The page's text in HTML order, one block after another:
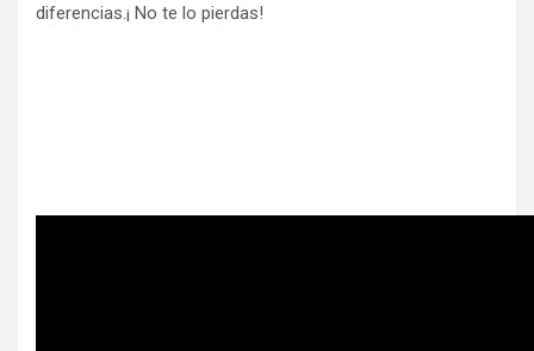
diferencias.¡ No te lo pierdas!